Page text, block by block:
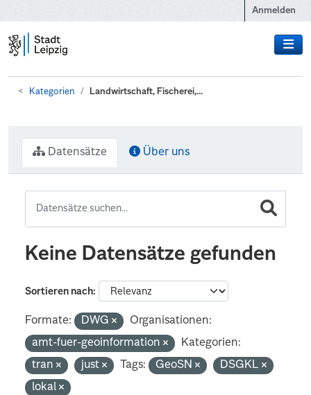
Anmelden
Kategorien Landwirtschaft, Fischerei,...
Datensätze Über uns
Keine Datensätze gefunden
Sortieren nach
Formate: DWG
Organisationen:
amt-fuer-geoinformation
Kategorien:
tran
just Tags: GeoSN
DSGKL
lokal